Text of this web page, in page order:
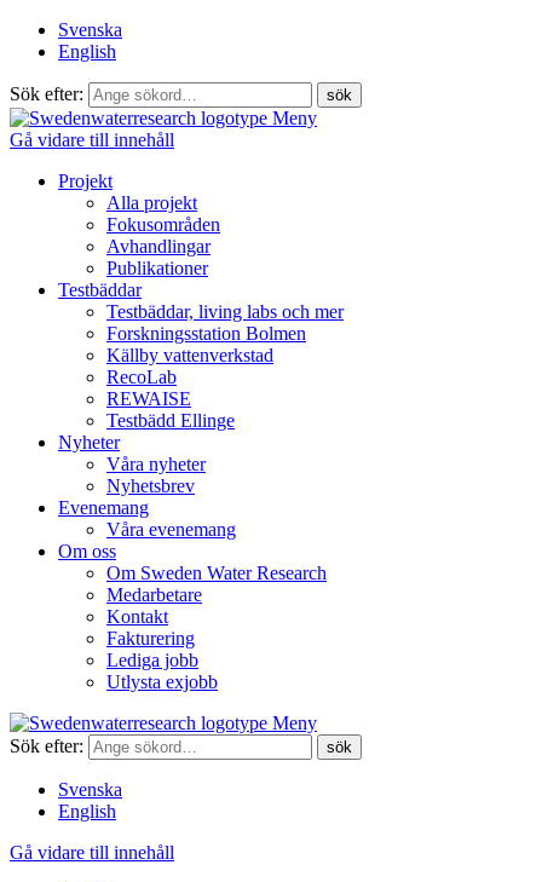
Svenska
English
Sök efter:
Meny
Gå vidare till innehåll
Projekt
Alla projekt
Fokusområden
Avhandlingar
Publikationer
Testbäddar
Testbäddar, living labs och mer
Forskningsstation Bolmen
Källby vattenverkstad
RecoLab
REWAISE
Testbädd Ellinge
Nyheter
Våra nyheter
Nyhetsbrev
Evenemang
Våra evenemang
Om oss
Om Sweden Water Research
Medarbetare
Kontakt
Fakturering
Lediga jobb
Utlysta exjobb
Meny
Sök efter:
Svenska
English
Gå vidare till innehåll